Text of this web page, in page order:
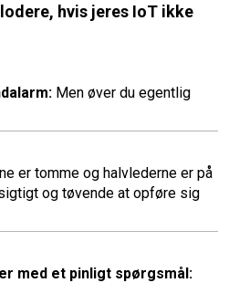
hvis jeres IoT ikke
Men øver du egentlig
er tomme og halvlederne er på
og tøvende at opføre sig
med et pinligt spørgsmål: